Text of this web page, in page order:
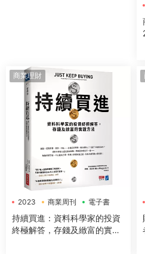
商業理財
2023 商業周刊 電子書
持續買進：資料科學家的投資
終極解答，存錢及緻富的實證